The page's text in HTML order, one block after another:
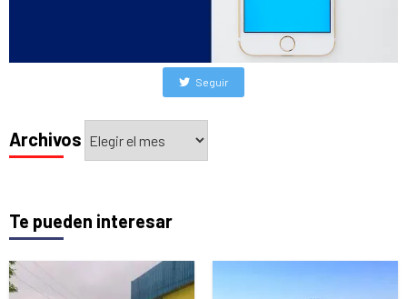
Seguir
Archivos
Archivos
Te pueden interesar